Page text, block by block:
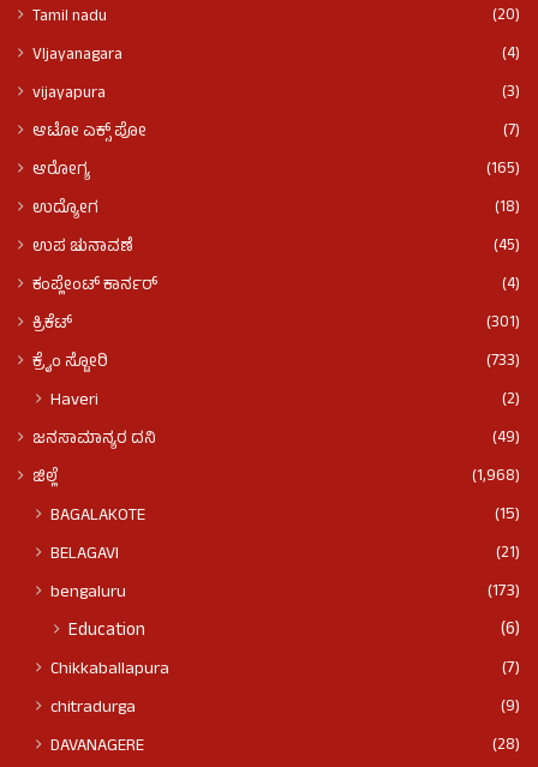
Tamil nadu
(20)
VIjayanagara
(4)
vijayapura
(3)
ಆಟೋ ಎಕ್ಸ್ ಪೋ
(7)
ಆರೋಗ್ಯ
(165)
ಉದ್ಯೋಗ
(18)
ಉಪ ಚುನಾವಣೆ
(45)
ಕಂಪ್ಲೇಂಟ್ ಕಾರ್ನರ್
(4)
ಕ್ರಿಕೆಟ್
(301)
ಕ್ರೈಂ ಸ್ಟೋರಿ
(733)
Haveri (2)
ಜನಸಾಮಾನ್ಯರ ದನಿ
(49)
ಜಿಲ್ಲೆ
(1,968)
BAGALAKOTE
(15)
BELAGAVI
(21)
bengaluru
(173)
Education (6)
Chikkaballapura
(7)
chitradurga
(9)
DAVANAGERE
(28)